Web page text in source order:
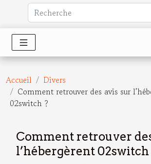
Accueil
Divers
Comment retrouver des avis sur
02switch ?
Comment retrouver
l’hébergèrent 02switch